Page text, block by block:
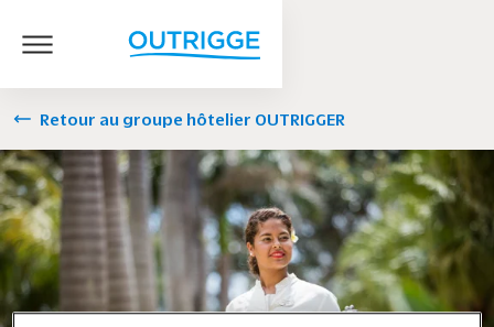
Retour au groupe hôtelier OUTRIGGER